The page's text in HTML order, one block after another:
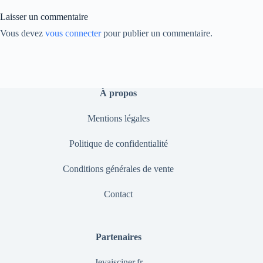
Laisser un commentaire
Vous devez vous connecterpour publier un commentaire.
À propos
Mentions légales
Politique de confidentialité
Conditions générales de vente
Contact
Partenaires